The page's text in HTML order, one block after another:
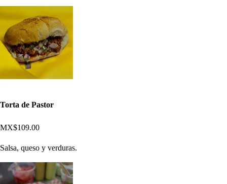
Torta de Pastor
MX$109.00
Salsa, queso y verduras.